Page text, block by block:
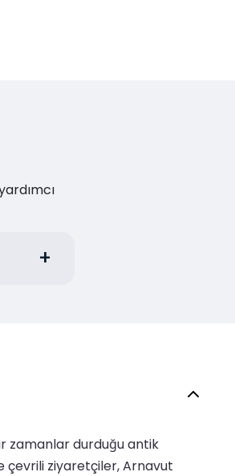
zamanlar durduğu antik
çevrili ziyaretçiler, Arnavut